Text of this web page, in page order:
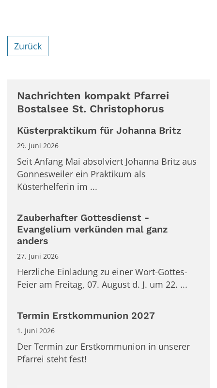
Zurück
Nachrichten kompakt Pfarrei
Bostalsee St. Christophorus
Küsterpraktikum für Johanna Britz
29. Juni 2026
Seit Anfang Mai absolviert Johanna Britz aus
Gonnesweiler ein Praktikum als
Küsterhelferin im ...
Zauberhafter Gottesdienst -
Evangelium verkünden mal ganz
anders
27. Juni 2026
Herzliche Einladung zu einer Wort-Gottes-
Feier am Freitag, 07. August d. J. um 22. ...
Termin Erstkommunion 2027
1. Juni 2026
Der Termin zur Erstkommunion in unserer
Pfarrei steht fest!